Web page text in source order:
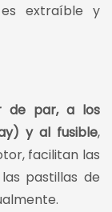
extraíble y
de par, a los
y al fusible,
facilitan las
pastillas de